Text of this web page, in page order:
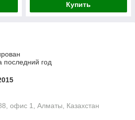
Купить
последний год
офис 1, Алматы, Казахстан